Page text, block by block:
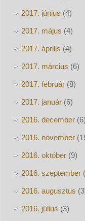
2017. június (4)
2017. május (4)
2017. április (4)
2017. március (6)
2017. február(8)
2017. január(6)
2016. december(6)
2016. november
2016. október(9)
2016. szeptember
2016. augusztus
2016. július (3)